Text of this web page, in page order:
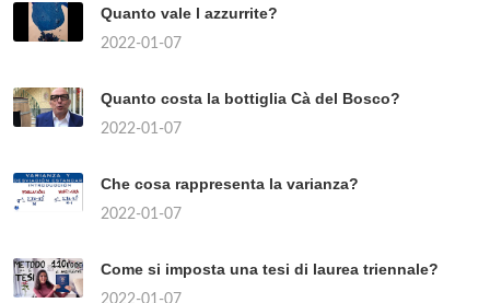
Quanto vale l azzurrite?
2022-01-07
Quanto costa la bottiglia Cà del Bosco?
2022-01-07
Che cosa rappresenta la varianza?
2022-01-07
Come si imposta una tesi di laurea triennale?
2022-01-07